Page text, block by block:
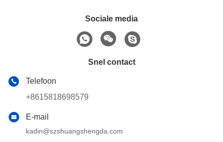
Sociale media
Snel contact
Telefoon
+8615818698579
E-mail
kadin@szshuangshengda.com